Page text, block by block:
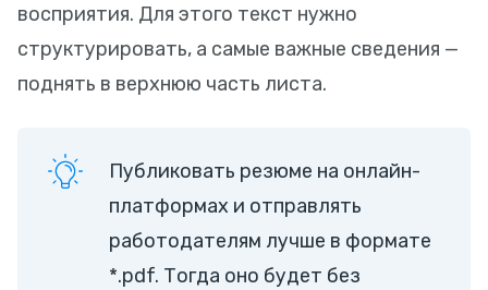
восприятия. Для этого текст нужно
структурировать, а самые важные сведения —
поднять в верхнюю часть листа.
Публиковать резюме на онлайн-
платформах и отправлять
работодателям лучше в формате
*.pdf. Тогда оно будет без